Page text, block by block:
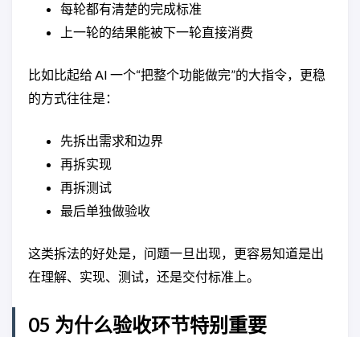
每轮都有清楚的完成标准
上一轮的结果能被下一轮直接消费
比如比起给 AI 一个“把整个功能做完”的大指令，更稳
的方式往往是：
先拆出需求和边界
再拆实现
再拆测试
最后单独做验收
这类拆法的好处是，问题一旦出现，更容易知道是出
在理解、实现、测试，还是交付标准上。
05 为什么验收环节特别重要